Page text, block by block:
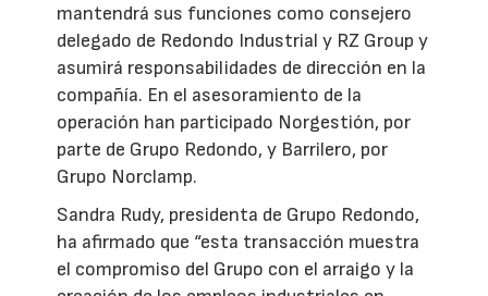
mantendrá sus funciones como consejero
delegado de Redondo Industrial y RZ Group y
asumirá responsabilidades de dirección en la
compañía. En el asesoramiento de la
operación han participado Norgestión, por
parte de Grupo Redondo, y Barrilero, por
Grupo Norclamp.
Sandra Rudy, presidenta de Grupo Redondo,
ha afirmado que “esta transacción muestra
el compromiso del Grupo con el arraigo y la